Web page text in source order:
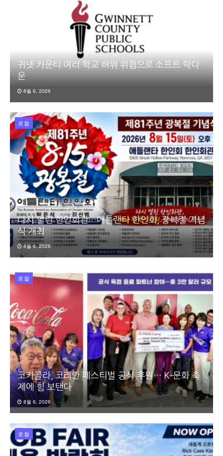
귀넷 카운티 여러 학교 허위 위협으로 소프트 락다
운
8월 6, 2026
로컬
다시 열린 한인회관…애틀랜타 한인회, 광복절 기념
식 개최
8월 6, 2026
로컬
코카콜라, 코리안 페스티벌 공식 후원… K-문화 축
제에 힘 보탠다
8월 6, 2026
로컬